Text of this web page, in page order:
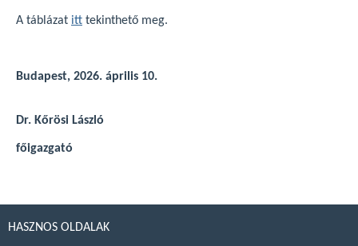
A táblázat itt tekinthető meg.
Budapest, 2026. április 10.
Dr. Kőrösi László
főigazgató
HASZNOS OLDALAK